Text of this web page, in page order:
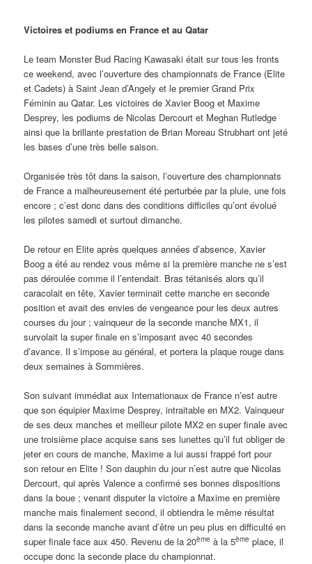
Victoires et podiums en France et au Qatar
Le team Monster Bud Racing Kawasaki était sur tous les fronts
ce weekend, avec l’ouverture des championnats de France (Elite
et Cadets) à Saint Jean d’Angely et le premier Grand Prix
Féminin au Qatar. Les victoires de Xavier Boog et Maxime
Desprey, les podiums de Nicolas Dercourt et Meghan Rutledge
ainsi que la brillante prestation de Brian Moreau Strubhart ont jeté
les bases d’une très belle saison.
Organisée très tôt dans la saison, l’ouverture des championnats
de France a malheureusement été perturbée par la pluie, une fois
encore ; c’est donc dans des conditions difficiles qu’ont évolué
les pilotes samedi et surtout dimanche.
De retour en Elite après quelques années d’absence, Xavier
Boog a été au rendez vous même si la première manche ne s’est
pas déroulée comme il l’entendait. Bras tétanisés alors qu’il
caracolait en tête, Xavier terminait cette manche en seconde
position et avait des envies de vengeance pour les deux autres
courses du jour ; vainqueur de la seconde manche MX1, il
survolait la super finale en s’imposant avec 40 secondes
d’avance. Il s’impose au général, et portera la plaque rouge dans
deux semaines à Sommières.
Son suivant immédiat aux Internationaux de France n’est autre
que son équipier Maxime Desprey, intraitable en MX2. Vainqueur
de ses deux manches et meilleur pilote MX2 en super finale avec
une troisième place acquise sans ses lunettes qu’il fut obliger de
jeter en cours de manche, Maxime a lui aussi frappé fort pour
son retour en Elite ! Son dauphin du jour n’est autre que Nicolas
Dercourt, qui après Valence a confirmé ses bonnes dispositions
dans la boue ; venant disputer la victoire a Maxime en première
manche mais finalement second, il obtiendra le même résultat
dans la seconde manche avant d’être un peu plus en difficulté en
super finale face aux 450. Revenu de la 20ème à la 5ème place, il
occupe donc la seconde place du championnat.